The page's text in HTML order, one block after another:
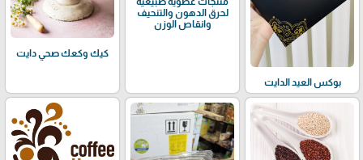
بوكس العيد الدايت
لحرق الدهون والتنحيف
وانقاص الوزن
كيك وكعك صحي دايت